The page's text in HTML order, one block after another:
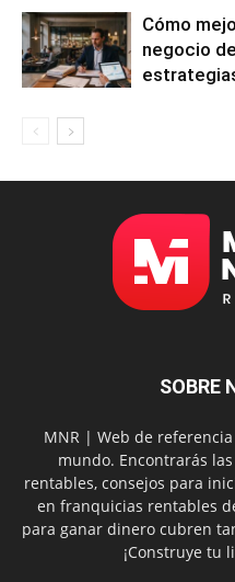
Cómo
negocio
SOBRE
MNR | Web de
mundo. Encontrarás
rentables, consejos para
en franquicias rentables
para ganar dinero cubren
¡Construye tu